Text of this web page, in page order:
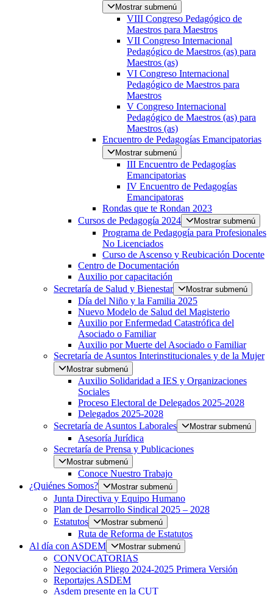
Mostrar submenú
VIII Congreso Pedagógico de
Maestros para Maestros
VII Congreso Internacional
Pedagógico de Maestros (as) para
Maestros (as)
VI Congreso Internacional
Pedagógico de Maestros para
Maestros
V Congreso Internacional
Pedagógico de Maestros (as) para
Maestros (as)
Encuentro de Pedagogías Emancipatorias
Mostrar submenú
III Encuentro de Pedagogías
Emancipatorias
IV Encuentro de Pedagogías
Emancipatoras
Rondas que te Rondan 2023
Cursos de Pedagogía 2024
Mostrar submenú
Programa de Pedagogía para Profesionales
No Licenciados
Curso de Ascenso y Reubicación Docente
Centro de Documentación
Auxilio por capacitación
Secretaría de Salud y Bienestar
Mostrar submenú
Día del Niño y la Familia 2025
Nuevo Modelo de Salud del Magisterio
Auxilio por Enfermedad Catastrófica del
Asociado o Familiar
Auxilio por Muerte del Asociado o Familiar
Secretaría de Asuntos Interinstitucionales y de la Mujer
Mostrar submenú
Auxilio Solidaridad a IES y Organizaciones
Sociales
Proceso Electoral de Delegados 2025-2028
Delegados 2025-2028
Secretaría de Asuntos Laborales
Mostrar submenú
Asesoría Jurídica
Secretaría de Prensa y Publicaciones
Mostrar submenú
Conoce Nuestro Trabajo
¿Quiénes Somos?
Mostrar submenú
Junta Directiva y Equipo Humano
Plan de Desarrollo Sindical 2025 – 2028
Estatutos
Mostrar submenú
Ruta de Reforma de Estatutos
Al día con ASDEM
Mostrar submenú
CONVOCATORIAS
Negociación Pliego 2024-2025 Primera Versión
Reportajes ASDEM
Asdem presente en la CUT